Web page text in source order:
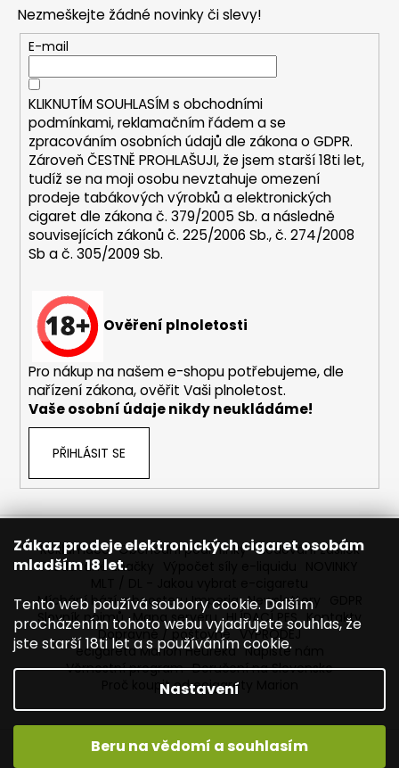
Zákaz prodeje elektronických cigaret osobám
mladším 18 let.
Tento web používá soubory cookie. Dalším
procházením tohoto webu vyjadřujete souhlas, že
jste starší 18ti let a s používáním cookie.
Nastavení
Beru na vědomí a souhlasím
Nezmeškejte žádné novinky či slevy!
E-mail
KLIKNUTÍM SOUHLASÍM s obchodními
podmínkami,reklamačním řádem a se
zpracováním osobních údajů dle zákona oGDPR.
Zároveň ČESTNĚ PROHLAŠUJI, že jsem starší 18ti let,
tudíž se na moji osobu nevztahuje omezení
prodeje tabákových výrobků a elektronických
cigaret dle zákona č. 379/2005 Sb. a následně
souvisejících zákonů č. 225/2006 Sb., č. 274/2008
Sb a č. 305/2009 Sb.
Ověření plnoletosti
Pro nákup na našem e-shopu potřebujeme, dle
nařízení zákona, ověřit Vaši plnoletost.
Vaše osobní údaje nikdy neukládáme!
PŘIHLÁSIT SE
Reklamace Obchodní podmínky Sledování zásilek
Prodávané značky
Míchání bází a boosteru Imperia Newslettery
Slovník pojmů Mapa serveru HLÍDACÍ PES Kontakty
Dopravné / poštovné VÝPRODEJ
ecigareta Marion Heureka Napište nám
Věrnostní program Doručení na Slovensko
Proč koupit od ecigarety Marion
Vytvořil Shoptet